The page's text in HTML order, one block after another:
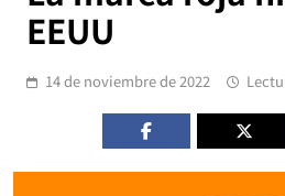
EEUU
14 de noviembre de 2022